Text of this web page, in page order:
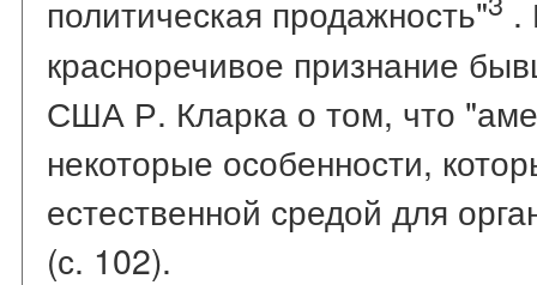
политическая продажность" .
красноречивое признание
США Р. Кларка о том, что
некоторые особенности,
естественной средой для
(с. 102).